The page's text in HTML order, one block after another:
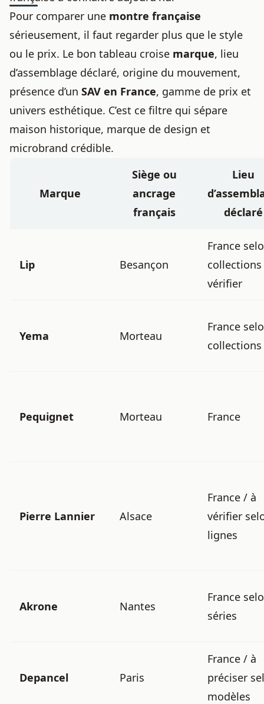
Pour comparer une montre française
sérieusement, il faut regarder plus que le style
ou le prix. Le bon tableau croise marque, lieu
d’assemblage déclaré, origine du mouvement,
présence d’un SAV en France, gamme de prix et
univers esthétique. C’est ce filtre qui sépare
maison historique, marque de design et
microbrand crédible.
Marque
Siège ou
ancrage
français
Lieu
déclaré
Lip Besançon
France
vérifier
Yema Morteau
France
collections
Pequignet Morteau France
Pierre Lannier Alsace
France / à
vérifier
lignes
Akrone Nantes
France
séries
Depancel Paris
France / à
préciser
modèles